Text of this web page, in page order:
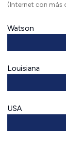
(Internet con más
Watson
Louisiana
USA